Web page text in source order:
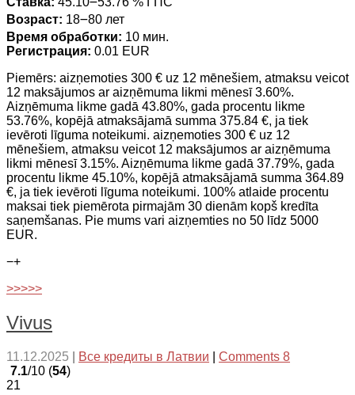
Возраст: 18౼80 лет
Время обработки: 10 мин.
Регистрация: 0.01 EUR
Piemērs: aizņemoties 300 € uz 12 mēnešiem, atmaksu veicot
12 maksājumos ar aizņēmuma likmi mēnesī 3.60%.
Aizņēmuma likme gadā 43.80%, gada procentu likme
53.76%, kopējā atmaksājamā summa 375.84 €, ja tiek
ievēroti līguma noteikumi. aizņemoties 300 € uz 12
mēnešiem, atmaksu veicot 12 maksājumos ar aizņēmuma
likmi mēnesī 3.15%. Aizņēmuma likme gadā 37.79%, gada
procentu likme 45.10%, kopējā atmaksājamā summa 364.89
€, ja tiek ievēroti līguma noteikumi. 100% atlaide procentu
maksai tiek piemērota pirmajām 30 dienām kopš kredīta
saņemšanas. Pie mums vari aizņemties no 50 līdz 5000
EUR.
−+
>>>>>
Vivus
11.12.2025 Все кредиты в Латвии
Comments 8
7.1/10 (54)
21